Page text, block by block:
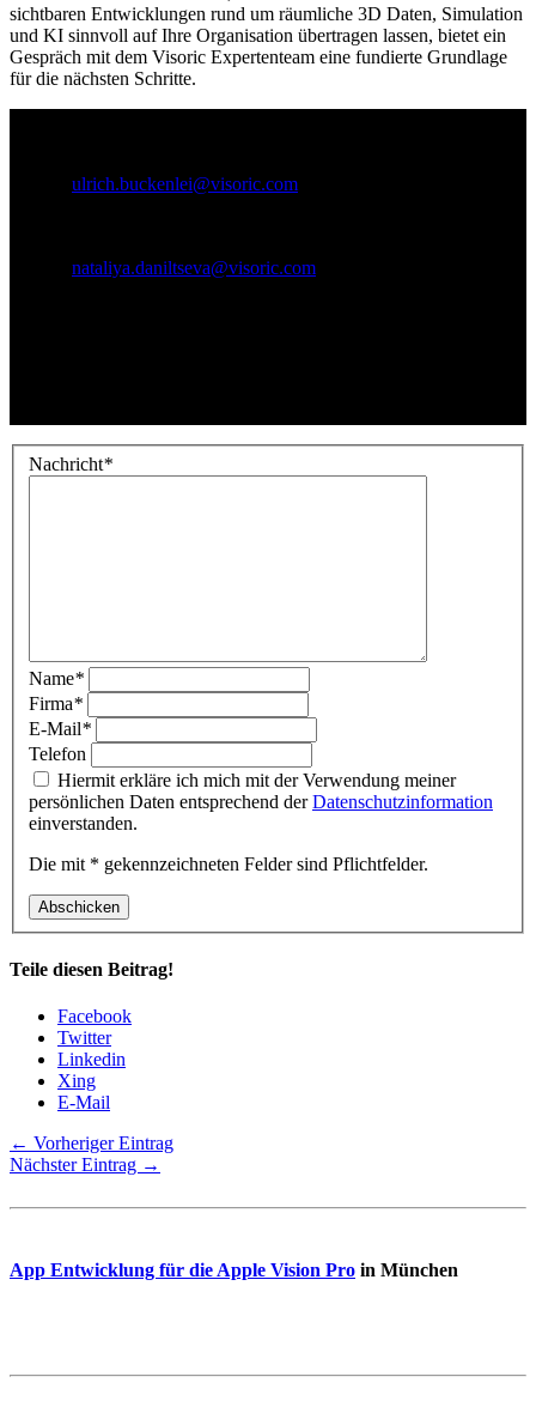
sichtbaren Entwicklungen rund um räumliche 3D Daten, Simulation
und KI sinnvoll auf Ihre Organisation übertragen lassen, bietet ein
Gespräch mit dem Visoric Expertenteam eine fundierte Grundlage
für die nächsten Schritte.
ulrich.buckenlei@visoric.com
nataliya.daniltseva@visoric.com
Nachricht*
Name*
Firma*
E-Mail*
Telefon
Hiermit erkläre ich mich mit der Verwendung meiner
persönlichen Daten entsprechend derDatenschutzinformation
einverstanden.
Die mit * gekennzeichneten Felder sind Pflichtfelder.
Abschicken
Teile diesen Beitrag!
Facebook
Twitter
Linkedin
Xing
E-Mail
← Vorheriger Eintrag
Nächster Eintrag →
App Entwicklung für die Apple Vision Pro in München